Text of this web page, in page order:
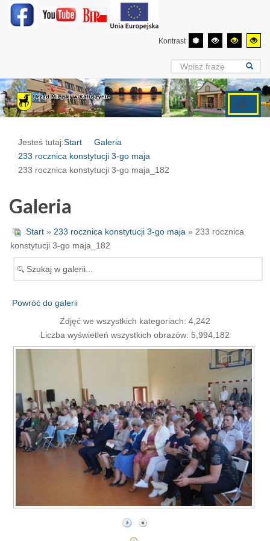
Kontrast
Jesteś tutaj:Start
Galeria
233 rocznica konstytucji 3-go maja
233 rocznica konstytucji 3-go maja_182
Galeria
Start » 233 rocznica konstytucji 3-go maja » 233 rocznica
konstytucji 3-go maja_182
Powróć do galerii
Zdjęć we wszystkich kategoriach: 4,242
Liczba wyświetleń wszystkich obrazów: 5,994,182